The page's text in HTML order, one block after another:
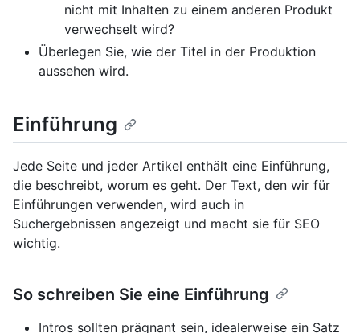
nicht mit Inhalten zu einem anderen Produkt
verwechselt wird?
Überlegen Sie, wie der Titel in der Produktion
aussehen wird.
Einführung
Jede Seite und jeder Artikel enthält eine Einführung,
die beschreibt, worum es geht. Der Text, den wir für
Einführungen verwenden, wird auch in
Suchergebnissen angezeigt und macht sie für SEO
wichtig.
So schreiben Sie eine Einführung
Intros sollten prägnant sein, idealerweise ein Satz